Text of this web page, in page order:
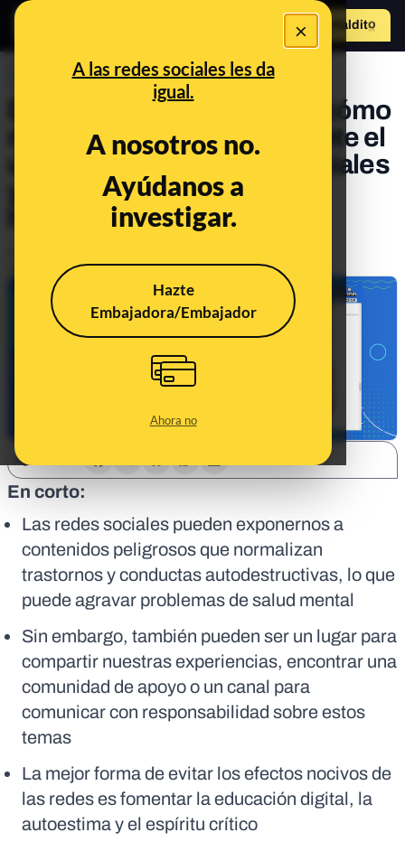
×
A las redes sociales les da
igual.
A nosotros no.
Ayúdanos a
investigar.
Hazte
Embajadora/Embajador
Ahora no
Hazte Maldito
PREBUNKING
De la pantalla a la cabeza: cómo
nos afecta psicológicamente el
uso intensivo de redes sociales
y cómo usarlas como
herramienta positiva
Actualizado elOct 10, 2024, 10:15:00 AM
En corto:
Las redes sociales pueden exponernos a
contenidos peligrosos que normalizan
trastornos y conductas autodestructivas, lo que
puede agravar problemas de salud mental
Sin embargo, también pueden ser un lugar para
compartir nuestras experiencias, encontrar una
comunidad de apoyo o un canal para
comunicar con responsabilidad sobre estos
temas
La mejor forma de evitar los efectos nocivos de
las redes es fomentar la educación digital, la
autoestima y el espíritu crítico